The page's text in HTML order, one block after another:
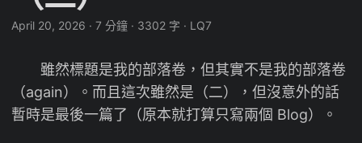
April 20, 2026 · 7 分鐘 · 3302 字 · LQ7
雖然標題是我的部落卷，但其實不是我的部落卷
（again）。而且這次雖然是（二），但沒意外的話
暫時是最後一篇了（原本就打算只寫兩個 Blog）。